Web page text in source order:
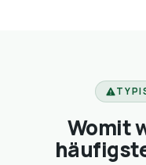
Womit